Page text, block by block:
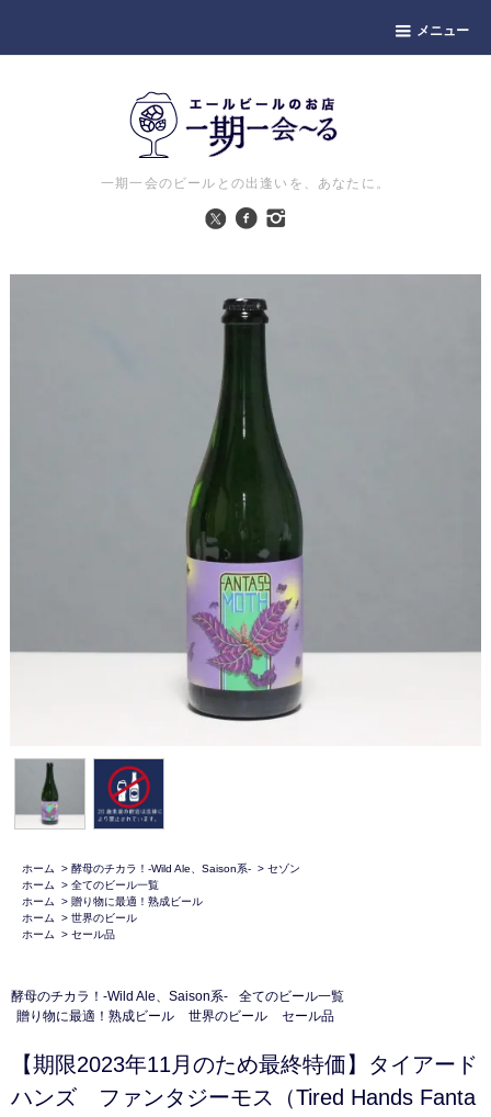
メニュー
一期一会のビールとの出逢いを、あなたに。
ホーム > 酵母のチカラ！-Wild Ale、Saison系- > セゾン
ホーム
> 全てのビール一覧
ホーム
> 贈り物に最適！熟成ビール
ホーム
> 世界のビール
ホーム
> セール品
酵母のチカラ！-Wild Ale、Saison系-
全てのビール一覧
贈り物に最適！熟成ビール
世界のビール セール品
【期限2023年11月のため最終特価】タイアード
ハンズ ファンタジーモス（Tired Hands Fanta